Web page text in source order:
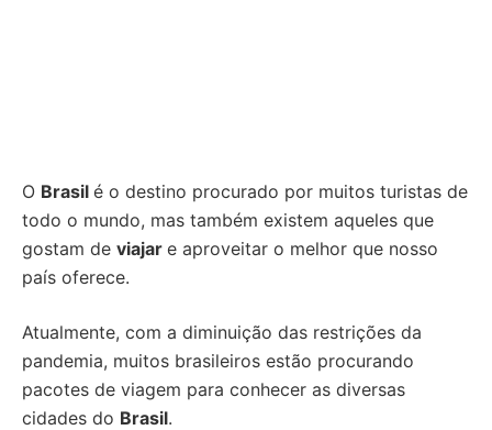
O Brasil é o destino procurado por muitos turistas de
todo o mundo, mas também existem aqueles que
gostam de viajar e aproveitar o melhor que nosso
país oferece.
Atualmente, com a diminuição das restrições da
pandemia, muitos brasileiros estão procurando
pacotes de viagem para conhecer as diversas
cidades do Brasil.